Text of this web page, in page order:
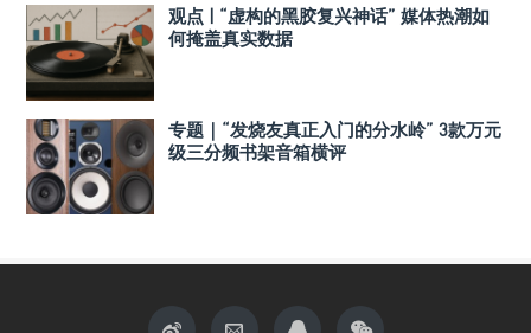
观点 | “虚构的黑胶复兴神话” 媒体热潮如
何掩盖真实数据
专题｜“发烧友真正入门的分水岭” 3款万元
级三分频书架音箱横评